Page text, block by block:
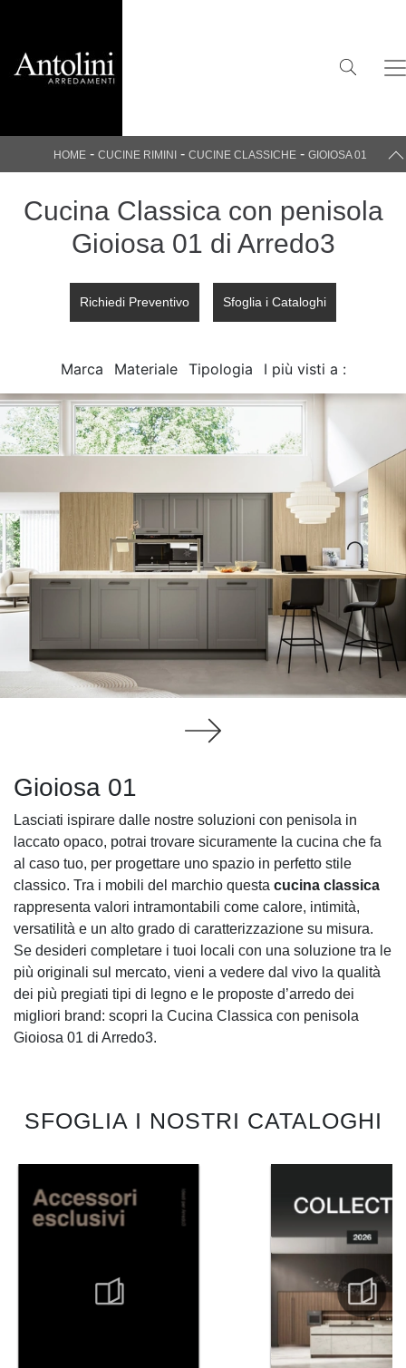
HOME- CUCINE RIMINI - CUCINE CLASSICHE - GIOIOSA 01
Cucina Classica con penisola
Gioiosa 01 di Arredo3
Richiedi Preventivo Sfoglia i Cataloghi
Marca Materiale Tipologia I più visti a :
Gioiosa 01
Lasciati ispirare dalle nostre soluzioni con penisola in
laccato opaco, potrai trovare sicuramente la cucina che fa
al caso tuo, per progettare uno spazio in perfetto stile
classico. Tra i mobili del marchio questa cucina classica
rappresenta valori intramontabili come calore, intimità,
versatilità e un alto grado di caratterizzazione su misura.
Se desideri completare i tuoi locali con una soluzione tra le
più originali sul mercato, vieni a vedere dal vivo la qualità
dei più pregiati tipi di legno e le proposte d’arredo dei
migliori brand: scopri la Cucina Classica con penisola
Gioiosa 01 di Arredo3.
SFOGLIA I NOSTRI CATALOGHI